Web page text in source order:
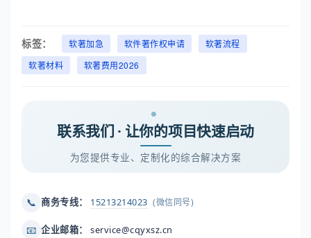
标签： 软著加急 软件著作权申请
软著流程
软著材料
软著费用2026
联系我们 · 让你的项目快速启动
为您提供专业、定制化的综合解决方案
📞 商务专线： 15213214023 (微信同号)
📧 企业邮箱： service@cqyxsz.cn